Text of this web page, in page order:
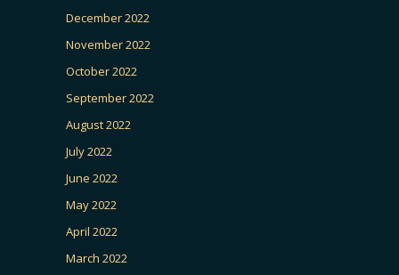
December 2022
November 2022
October 2022
September 2022
August 2022
July 2022
June 2022
May 2022
April 2022
March 2022